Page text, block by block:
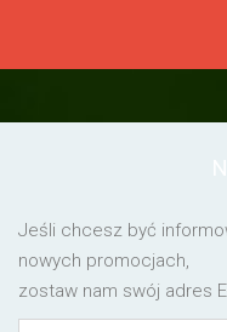
Jeśli chcesz być
nowych promocjach,
zostaw nam swój adres